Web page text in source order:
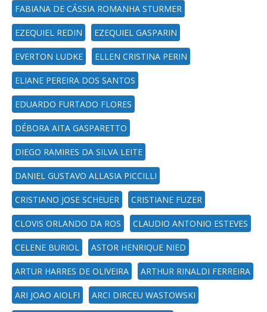
FABIANA DE CÁSSIA ROMANHA STURMER
EZEQUIEL REDIN EZEQUIEL GASPARIN
EVERTON LUDKE ELLEN CRISTINA PERIN
ELIANE PEREIRA DOS SANTOS
EDUARDO FURTADO FLORES
DÉBORA AITA GASPARETTO
DIEGO RAMIRES DA SILVA LEITE
DANIEL GUSTAVO ALLASIA PICCILLI
CRISTIANO JOSE SCHEUER CRISTIANE FUZER
CLOVIS ORLANDO DA ROS CLAUDIO ANTONIO ESTEVES
CELENE BURIOL ASTOR HENRIQUE NIED
ARTUR HARRES DE OLIVEIRA ARTHUR RINALDI FERREIRA
ARI JOAO AIOLFI ARCI DIRCEU WASTOWSKI